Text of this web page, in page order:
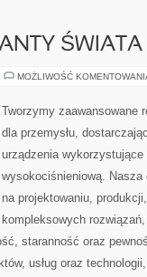
ŚWIATA
MOŻLIWOŚĆ
Tworzymy zaawansowane
dla przemysłu,
urządzenia wykorzystujące
wysokociśnieniową. Nasza
na projektowaniu,
kompleksowych
staranność oraz
usług oraz